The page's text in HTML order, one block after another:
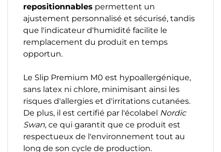
repositionnables permettent un
ajustement personnalisé et sécurisé, tandis
que l'indicateur d'humidité facilite le
remplacement du produit en temps
opportun.
Le Slip Premium M0 est hypoallergénique,
sans latex ni chlore, minimisant ainsi les
risques d'allergies et d'irritations cutanées.
De plus, il est certifié par l'écolabel Nordic
Swan, ce qui garantit que ce produit est
respectueux de l'environnement tout au
long de son cycle de production.